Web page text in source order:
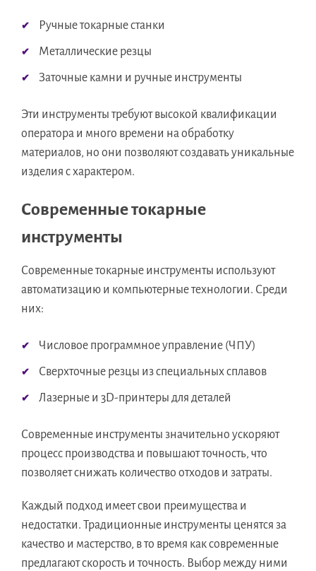
Ручные токарные станки
Металлические резцы
Заточные камни и ручные инструменты
Эти инструменты требуют высокой квалификации
оператора и много времени на обработку
материалов, но они позволяют создавать уникальные
изделия с характером.
Современные токарные
инструменты
Современные токарные инструменты используют
автоматизацию и компьютерные технологии. Среди
них:
Числовое программное управление (ЧПУ)
Сверхточные резцы из специальных сплавов
Лазерные и 3D-принтеры для деталей
Современные инструменты значительно ускоряют
процесс производства и повышают точность, что
позволяет снижать количество отходов и затраты.
Каждый подход имеет свои преимущества и
недостатки. Традиционные инструменты ценятся за
качество и мастерство, в то время как современные
предлагают скорость и точность. Выбор между ними